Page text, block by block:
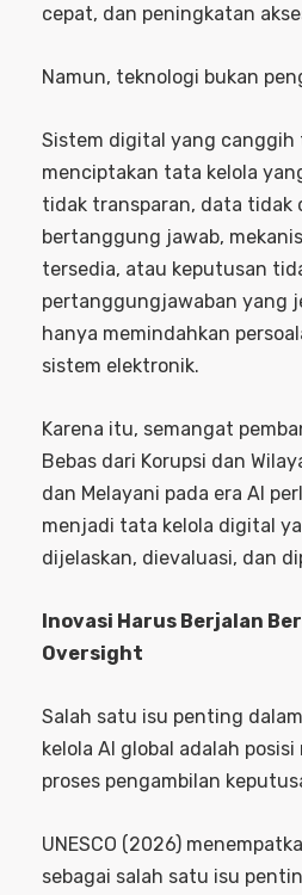
cepat, dan peningkatan
Namun, teknologi bukan
Sistem digital yang
menciptakan tata kelola
tidak transparan, data tidak
bertanggung jawab,
tersedia, atau keputusan
pertanggungjawaban yang
hanya memindahkan
sistem elektronik.
Karena itu, semangat
Bebas dari Korupsi dan
dan Melayani pada era AI
menjadi tata kelola digital
dijelaskan, dievaluasi, dan
Inovasi Harus Berjalan
Oversight
Salah satu isu penting
kelola AI global adalah
proses pengambilan
UNESCO (2026)
sebagai salah satu isu